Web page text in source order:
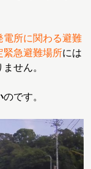
電所に関わる避難
緊急避難場所には
せん。
のです。